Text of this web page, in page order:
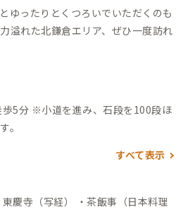
ゆったりとくつろいでいただくのも
溢れた北鎌倉エリア、ぜひ一度訪れ
歩5分 ※小道を進み、石段を100段ほ
。
すべて表示
慶寺（写経） ・茶飯事（日本料理